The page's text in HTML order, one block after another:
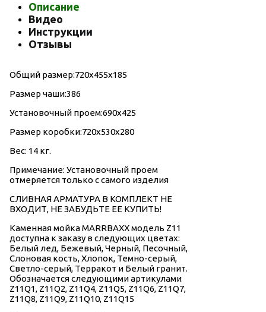
Описание
Видео
Инструкции
Отзывы
Общий размер:720x455x185
Размер чаши:386
Установочный проем:690x425
Размер коробки:720x530x280
Вес: 14 кг.
Примечание: Установочный проем
отмеряется только с самого изделия
СЛИВНАЯ АРМАТУРА В КОМПЛЕКТ НЕ
ВХОДИТ, НЕ ЗАБУДЬТЕ ЕЕ КУПИТЬ!
Каменная мойка МАRRВАХХ модель Z11
доступна к заказу в следующих цветах:
Белый лед, Бежевый, Черный, Песочный,
Слоновая кость, Хлопок, Темно-серый,
Светло-серый, Терракот и Белый гранит.
Обозначается следующими артикулами
Z11Q1, Z11Q2, Z11Q4, Z11Q5, Z11Q6, Z11Q7,
Z11Q8, Z11Q9, Z11Q10, Z11Q15